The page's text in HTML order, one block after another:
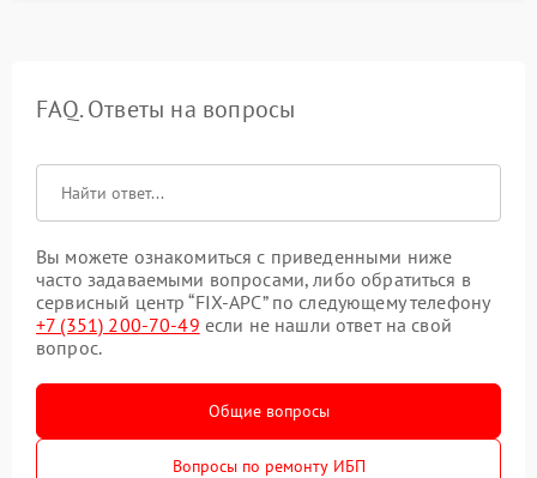
FAQ. Ответы на вопросы
Вы можете ознакомиться с приведенными ниже
часто задаваемыми вопросами, либо обратиться в
сервисный центр “FIX-APC” по следующему телефону
+7 (351) 200-70-49 если не нашли ответ на свой
вопрос.
Общие вопросы
Вопросы по ремонту ИБП